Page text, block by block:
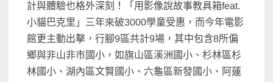
計與體驗也格外深刻！「用影像說故事教具箱feat.
小貓巴克里」三年來破3000學童受惠，而今年電影
館更主動出擊，行腳9區共計9場，其中包含8所偏
鄉與非山非市國小，如旗山區溪洲國小、杉林區杉
林國小、湖內區文賢國小、六龜區新發國小、阿蓮